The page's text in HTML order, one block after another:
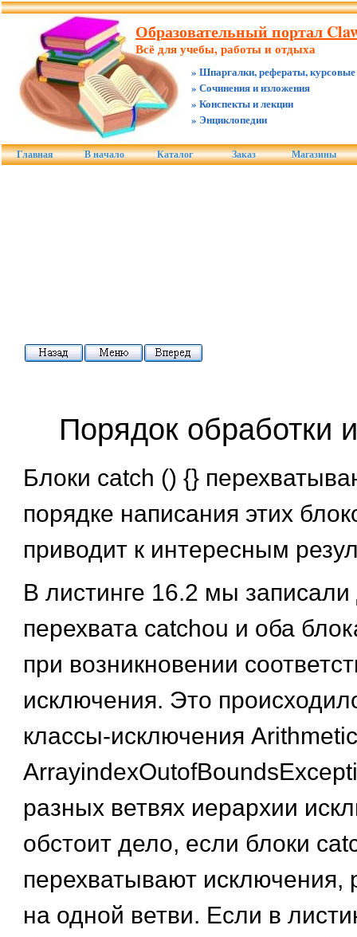
Образовательный портал
Всё для учебы, работы и отдыха
» Шпаргалки, рефераты, курсовые
» Сочинения и изложения
» Конспекты и лекции
» Энциклопедии
Главная В начало Каталог Заказ Магазины
Порядок обработки
Блоки catch () {}
порядке написания этих
приводит к интересным
В листинге 16.2 мы записали
перехвата catchou и оба
при возникновении
исключения. Это
классы-исключения
разных ветвях иерархии
обстоит дело, если блоки
перехватывают исключения,
на одной ветви. Если в